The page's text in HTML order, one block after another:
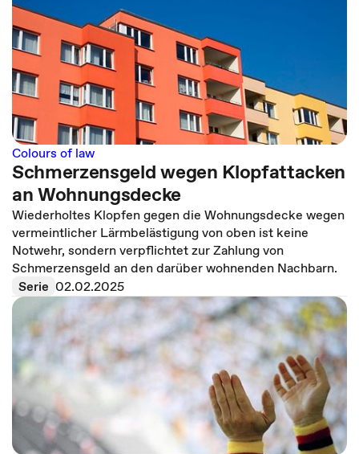
Colours of law
Schmerzensgeld wegen Klopfattacken
an Wohnungsdecke
Wiederholtes Klopfen gegen die Wohnungsdecke wegen
vermeintlicher Lärmbelästigung von oben ist keine
Notwehr, sondern verpflichtet zur Zahlung von
Schmerzensgeld an den darüber wohnenden Nachbarn.
Serie 02.02.2025